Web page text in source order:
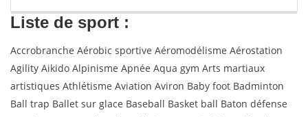
Liste de sport :
Accrobranche Aérobic sportive Aéromodélisme Aérostation
Agility Aikido Alpinisme Apnée Aqua gym Arts martiaux
artistiques Athlétisme Aviation Aviron Baby foot Badminton
Ball trap Ballet sur glace Baseball Basket ball Baton défense